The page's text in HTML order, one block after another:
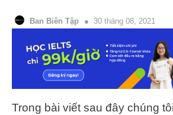
Ban Biên Tập 30 tháng 08, 2021
Trong bài viết sau đây chúng